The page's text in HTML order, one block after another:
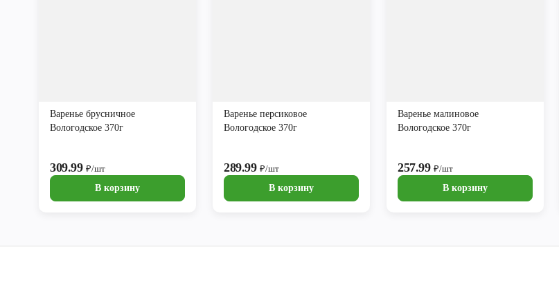
Варенье брусничное
Вологодское 370г
309.99₽/шт
В корзину
Варенье персиковое
Вологодское 370г
289.99₽/шт
В корзину
Варенье малиновое
Вологодское 370г
257.99₽/шт
В корзину